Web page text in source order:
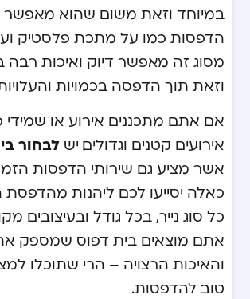
במיוחד וזאת משום שהוא מאפשר
הדפסות כמו על מתכת פלסטיק
מסוג זה מאפשר דיוק ואיכות
וזאת תוך הדפסה בכמויות
אם אתם מתכננים אירוע או
אירועים קטנים וגדולים, ישלבחור
אשר מציע גם שירותי הדפסות
כאלה יסייעו לכם ליהנות
כל סוג נייר, בכל גודל ובעיצובים
אתם מוצאים בית דפוס שמספק
והאיכות הרצויה – הרי שתוכלו
טוב להדפסות.